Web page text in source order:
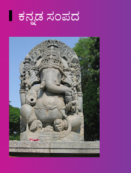
ಕನ್ನಡ ಸಂಪದ